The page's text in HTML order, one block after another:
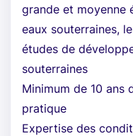
grande et moyenne
eaux souterraines,
études de
souterraines
Minimum de 10 ans
pratique
Expertise des